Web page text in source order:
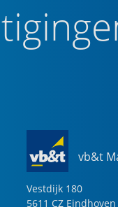
vb&t
Vestdijk 180
5611 CZ Eindhoven